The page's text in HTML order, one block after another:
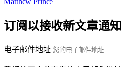
Matthew Prince
订阅以接收新文章通知
电子邮件地址